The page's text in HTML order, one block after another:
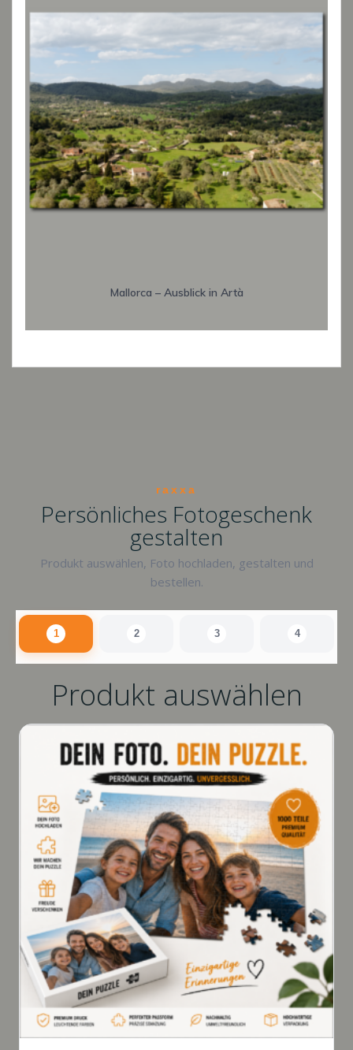
Mallorca – Ausblick in Artà
raxxa
Persönliches Fotogeschenk
gestalten
Produkt auswählen, Foto hochladen, gestalten und
bestellen.
1 2 3 4
Produkt auswählen